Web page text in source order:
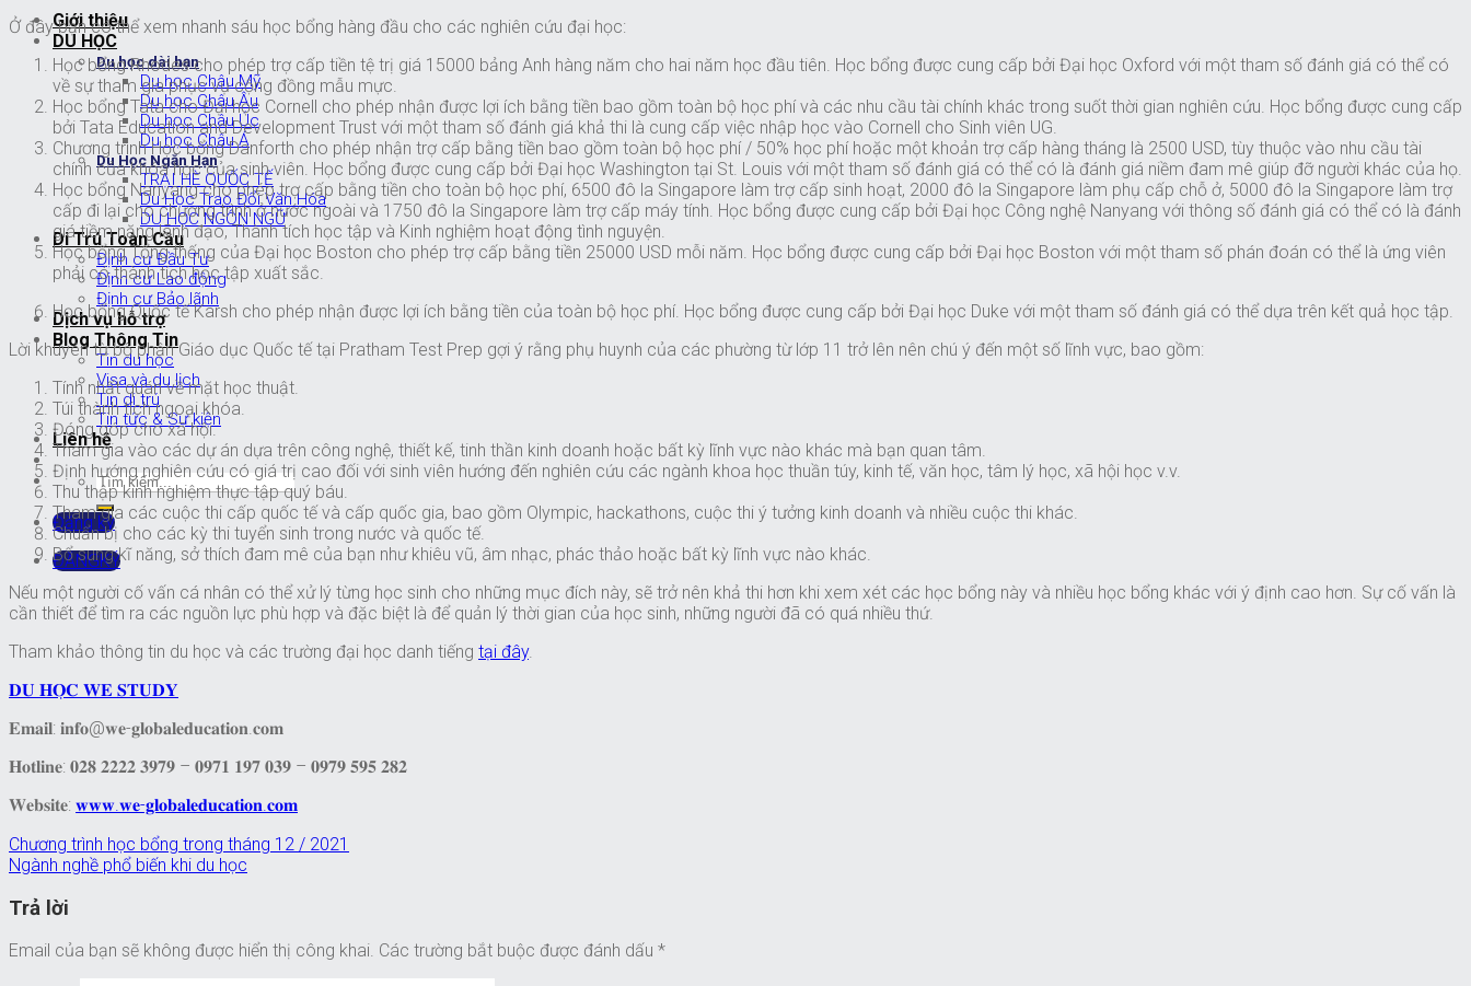
Giới thiệu
DU HỌC
Du học dài hạn
Du học Châu Mỹ
Du học Châu Âu
Du học Châu Úc
Du học Châu Á
Du Học Ngắn Hạn
TRẠI HÈ QUỐC TẾ
Du Học Trao Đổi Văn Hóa
DU HỌC NGÔN NGỮ
Di Trú Toàn Cầu
Định cư Đầu Tư
Định cư Lao động
Định cư Bảo lãnh
Dịch vụ hỗ trợ
Blog Thông Tin
Tin du học
Visa và du lịch
Tin di trú
Tin tức & Sự kiện
Liên hệ
Đăng ký
ĐĂNGKÝ
Ở đây bạn có thể xem nhanh sáu học bổng hàng đầu cho các nghiên cứu đại học:
Học bổng Rhodes cho phép trợ cấp tiền tệ trị giá 15000 bảng Anh hàng năm cho hai năm học đầu tiên. Học bổng được cung cấp bởi Đại học Oxford với một tham số đánh giá có thể có
về sự tham gia phục vụ cộng đồng mẫu mực.
Học bổng Tata cho Đại học Cornell cho phép nhận được lợi ích bằng tiền bao gồm toàn bộ học phí và các nhu cầu tài chính khác trong suốt thời gian nghiên cứu. Học bổng được cung cấp
bởi Tata Education and Development Trust với một tham số đánh giá khả thi là cung cấp việc nhập học vào Cornell cho Sinh viên UG.
Chương trình Học bổng Danforth cho phép nhận trợ cấp bằng tiền bao gồm toàn bộ học phí / 50% học phí hoặc một khoản trợ cấp hàng tháng là 2500 USD, tùy thuộc vào nhu cầu tài
chính của khóa học của sinh viên. Học bổng được cung cấp bởi Đại học Washington tại St. Louis với một tham số đánh giá có thể có là đánh giá niềm đam mê giúp đỡ người khác của họ.
Học bổng Nanyang cho phép trợ cấp bằng tiền cho toàn bộ học phí, 6500 đô la Singapore làm trợ cấp sinh hoạt, 2000 đô la Singapore làm phụ cấp chỗ ở, 5000 đô la Singapore làm trợ
cấp đi lại cho chương trình ở nước ngoài và 1750 đô la Singapore làm trợ cấp máy tính. Học bổng được cung cấp bởi Đại học Công nghệ Nanyang với thông số đánh giá có thể có là đánh
giá tiềm năng lãnh đạo, Thành tích học tập và Kinh nghiệm hoạt động tình nguyện.
Học bổng Tổng thống của Đại học Boston cho phép trợ cấp bằng tiền 25000 USD mỗi năm. Học bổng được cung cấp bởi Đại học Boston với một tham số phán đoán có thể là ứng viên
phải có thành tích học tập xuất sắc.
Học bổng Quốc tế Karsh cho phép nhận được lợi ích bằng tiền của toàn bộ học phí. Học bổng được cung cấp bởi Đại học Duke với một tham số đánh giá có thể dựa trên kết quả học tập.
Lời khuyên từ bộ phận Giáo dục Quốc tế tại Pratham Test Prep gợi ý rằng phụ huynh của các phường từ lớp 11 trở lên nên chú ý đến một số lĩnh vực, bao gồm:
Tính nhất quán về mặt học thuật.
Túi thành tích ngoại khóa.
Đóng góp cho xã hội.
Tham gia vào các dự án dựa trên công nghệ, thiết kế, tinh thần kinh doanh hoặc bất kỳ lĩnh vực nào khác mà bạn quan tâm.
Định hướng nghiên cứu có giá trị cao đối với sinh viên hướng đến nghiên cứu các ngành khoa học thuần túy, kinh tế, văn học, tâm lý học, xã hội học v.v.
Thu thập kinh nghiệm thực tập quý báu.
Tham gia các cuộc thi cấp quốc tế và cấp quốc gia, bao gồm Olympic, hackathons, cuộc thi ý tưởng kinh doanh và nhiều cuộc thi khác.
Chuẩn bị cho các kỳ thi tuyển sinh trong nước và quốc tế.
Bổ sung kĩ năng, sở thích đam mê của bạn như khiêu vũ, âm nhạc, phác thảo hoặc bất kỳ lĩnh vực nào khác.
Nếu một người cố vấn cá nhân có thể xử lý từng học sinh cho những mục đích này, sẽ trở nên khả thi hơn khi xem xét các học bổng này và nhiều học bổng khác với ý định cao hơn. Sự cố vấn là
cần thiết để tìm ra các nguồn lực phù hợp và đặc biệt là để quản lý thời gian của học sinh, những người đã có quá nhiều thứ.
Tham khảo thông tin du học và các trường đại học danh tiếng tại đây.
𝐃𝐔 𝐇𝐎̣𝐂 𝐖𝐄 𝐒𝐓𝐔𝐃𝐘
𝐄𝐦𝐚𝐢𝐥: 𝐢𝐧𝐟𝐨@𝐰𝐞-𝐠𝐥𝐨𝐛𝐚𝐥𝐞𝐝𝐮𝐜𝐚𝐭𝐢𝐨𝐧.𝐜𝐨𝐦
𝐇𝐨𝐭𝐥𝐢𝐧𝐞: 𝟎𝟐𝟖 𝟐𝟐𝟐𝟐 𝟑𝟗𝟕𝟗 – 𝟎𝟗𝟕𝟏 𝟏𝟗𝟕 𝟎𝟑𝟗 – 𝟎𝟗𝟕𝟗 𝟓𝟗𝟓 𝟐𝟖𝟐
𝐖𝐞𝐛𝐬𝐢𝐭𝐞: 𝐰𝐰𝐰.𝐰𝐞-𝐠𝐥𝐨𝐛𝐚𝐥𝐞𝐝𝐮𝐜𝐚𝐭𝐢𝐨𝐧.𝐜𝐨𝐦
Chương trình học bổng trong tháng 12 / 2021
Ngành nghề phổ biến khi du học
Trả lời
Email của bạn sẽ không được hiển thị công khai. Các trường bắt buộc được đánh dấu *